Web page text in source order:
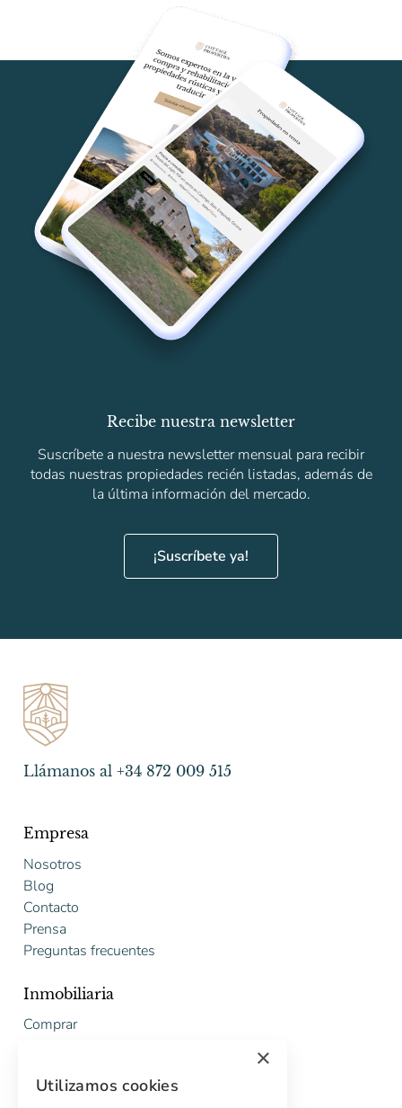
Recibe nuestra newsletter
Suscríbete a nuestra newsletter mensual para recibir
todas nuestras propiedades recién listadas, además de
la última información del mercado.
¡Suscríbete ya!
Llámanos al +34 872 009 515
Empresa
Nosotros
Blog
Contacto
Prensa
Preguntas frecuentes
Inmobiliaria
Comprar
Presupuesto gratuito de rehabilitación×
Utilizamos cookies